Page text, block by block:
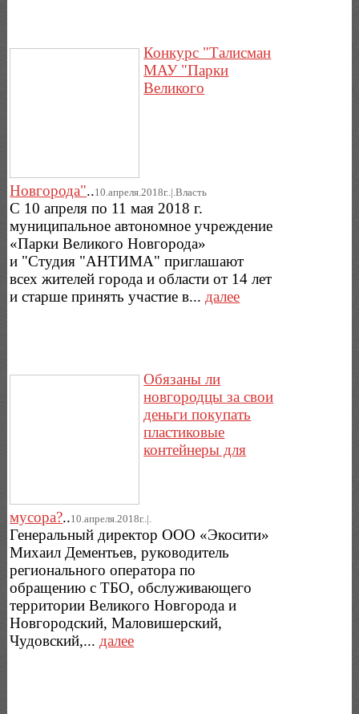
Конкурс "Талисман
МАУ "Парки
Великого
Новгорода"..10.апреля.2018г..|.Власть
С 10 апреля по 11 мая 2018 г.
муниципальное автономное учреждение
«Парки Великого Новгорода»
и "Студия "АНТИМА" приглашают
всех жителей города и области от 14 лет
и старше принять участие в... далее
Обязаны ли
новгородцы за свои
деньги покупать
пластиковые
контейнеры для
мусора?..10.апреля.2018г..|.
Генеральный директор ООО «Экосити»
Михаил Дементьев, руководитель
регионального оператора по
обращению с ТБО, обслуживающего
территории Великого Новгорода и
Новгородский, Маловишерский,
Чудовский,... далее